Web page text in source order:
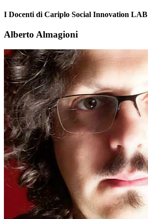
I Docenti di Cariplo Social Innovation LAB
Alberto Almagioni